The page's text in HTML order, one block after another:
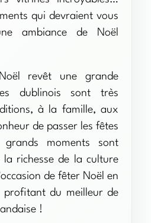
qui devraient vous
ambiance de Noël
revêt une grande
dublinois sont très
à la famille, aux
de passer les fêtes
grands moments sont
la richesse de la culture
de fêter Noël en
profitant du meilleur de
!